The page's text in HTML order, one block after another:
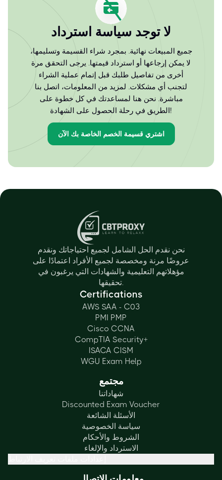
لا توجد سياسة استرداد
جميع المبيعات نهائية. بمجرد شراء القسيمة وتسليمها،
لا يمكن إرجاعها أو استرداد قيمتها. يرجى التحقق مرة
أخرى من تفاصيل طلبك قبل إتمام عملية الشراء
لتجنب أي مشكلات. لمزيد من المعلومات، اتصل بنا
مباشرة. نحن هنا لمساعدتك في كل خطوة على
الطريق في رحلة الحصول على الشهادة!
اشتري قسيمة الخصم الخاصة بك الآن
نحن نقدم الحل الشامل لجميع احتياجاتك ونقدم
عروضًا مرنة ومخصصة لجميع الأفراد اعتمادًا على
مؤهلاتهم التعليمية والشهادات التي يرغبون في
تحقيقها.
Certifications
AWS SAA - C03
PMI PMP
Cisco CCNA
CompTIA Security+
ISACA CISM
WGU Exam Help
مجتمع
شهاداتنا
Discounted Exam Voucher
الأسئلة الشائعة
سياسة الخصوصية
الشروط والأحكام
الاسترداد والإلغاء